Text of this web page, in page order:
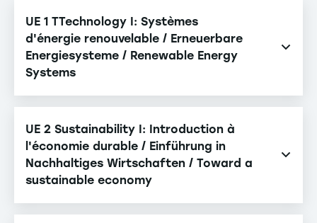
UE 1 TTechnology I: Systèmes
d'énergie renouvelable / Erneuerbare
Energiesysteme / Renewable Energy
Systems
Système d'énergie renouvelable I / Erneuerbare
Energiesysteme I / Renewable Energy Systems I
Système d'énergie renouvelable II / Erneuerbare
Energiesysteme II / Renewable Energy Systems II
UE 2 Sustainability I: Introduction à
l'économie durable / Einführung in
Nachhaltiges Wirtschaften / Toward a
sustainable economy
Durabilité et consommation / Nachhaltigkeit und